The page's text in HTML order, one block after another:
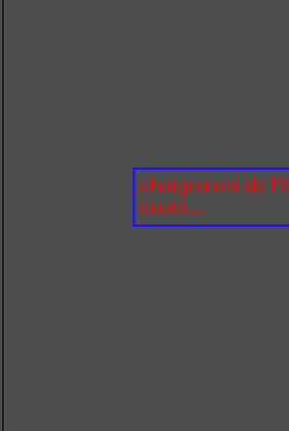
chargement de
cours...